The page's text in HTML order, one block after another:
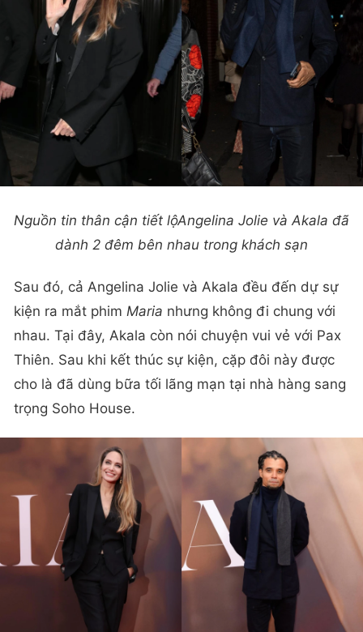
Nguồn tin thân cận tiết lộAngelina Jolie và Akala đã
dành 2 đêm bên nhau trong khách sạn
Sau đó, cả Angelina Jolie và Akala đều đến dự sự
kiện ra mắt phim Maria nhưng không đi chung với
nhau. Tại đây, Akala còn nói chuyện vui vẻ với Pax
Thiên. Sau khi kết thúc sự kiện, cặp đôi này được
cho là đã dùng bữa tối lãng mạn tại nhà hàng sang
trọng Soho House.